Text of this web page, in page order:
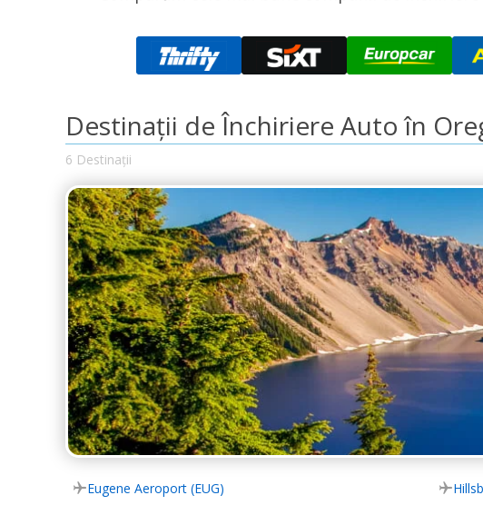
Destinații de Închiriere Auto în
6 Destinații
Eugene Aeroport (EUG)